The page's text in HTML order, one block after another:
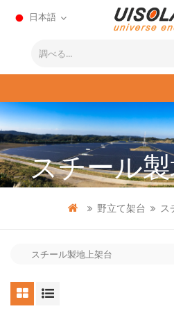
日本語
スチール
野立て架台 ス
スチール製地上架台